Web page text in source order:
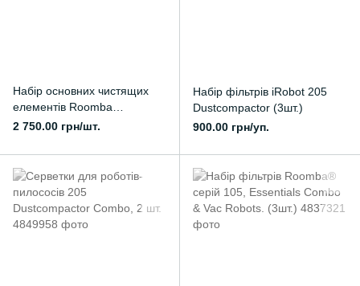
Набір основних чистящих
елементів Roomba
Dustcompactor 205 Combo &
2 750.00 грн/шт.
Набір фільтрів iRobot 205
Dustcompactor (3шт.)
900.00 грн/уп.